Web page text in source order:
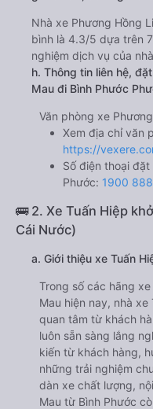
Nhà xe Phương Hồng
bình là 4.3/5 dựa trên
nghiệm dịch vụ của
h. Thông tin liên hệ,
Mau đi Bình Phước
Văn phòng xe
Xem địa chỉ văn
https://
Số điện thoại
Phước: 1900
🚌 2. Xe Tuấn Hiệp
Cái Nước)
a. Giới thiệu xe Tuấn
Trong số các hãng
Mau hiện nay, nhà
quan tâm từ khách
luôn sẵn sàng lắng
kiến từ khách hàng,
những trải nghiệm
dàn xe chất lượng,
Mau từ Bình Phước